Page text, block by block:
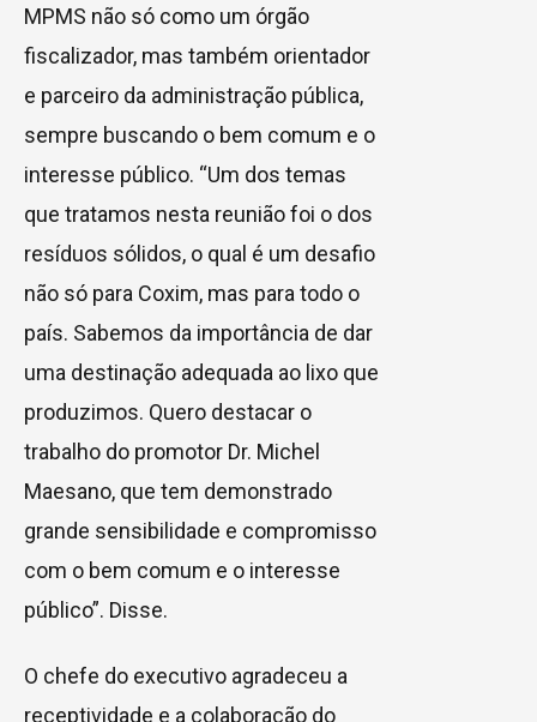
MPMS não só como um órgão
fiscalizador, mas também orientador
e parceiro da administração pública,
sempre buscando o bem comum e o
interesse público. “Um dos temas
que tratamos nesta reunião foi o dos
resíduos sólidos, o qual é um desafio
não só para Coxim, mas para todo o
país. Sabemos da importância de dar
uma destinação adequada ao lixo que
produzimos. Quero destacar o
trabalho do promotor Dr. Michel
Maesano, que tem demonstrado
grande sensibilidade e compromisso
com o bem comum e o interesse
público”. Disse.
O chefe do executivo agradeceu a
receptividade e a colaboração do